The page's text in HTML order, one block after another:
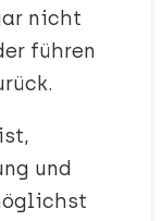
nicht
führen
und